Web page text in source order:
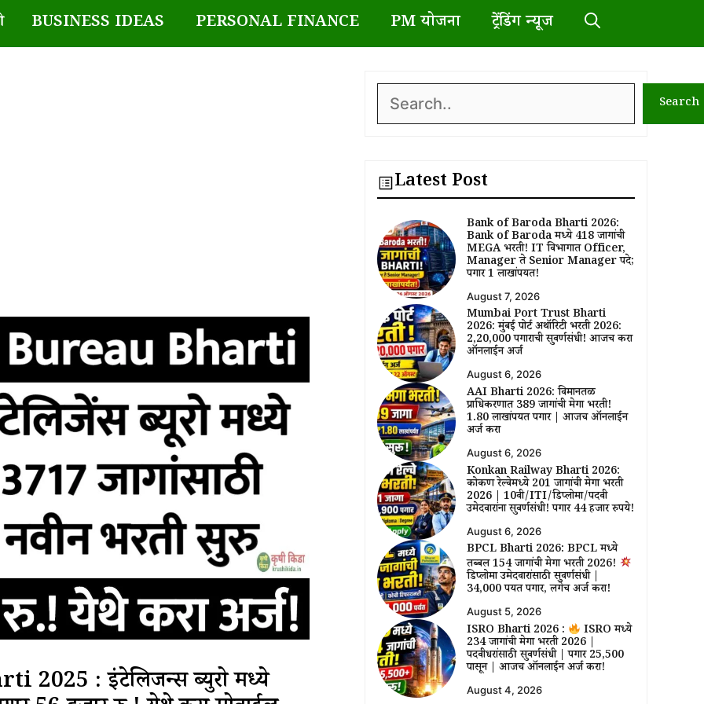
BUSINESS IDEAS PERSONAL FINANCE PM योजना ट्रेंडिंग न्यूज
: इंटेलिजन्स ब्युरो मध्ये
Search Search
Latest Post
Bank of Baroda Bharti 2026:
Bank of Baroda मध्ये 418 जागांची
MEGA भरती! IT विभागात Officer,
Manager ते Senior Manager पदे;
पगार ₹1 लाखांपर्यंत!
August 7, 2026
Mumbai Port Trust Bharti
2026: मुंबई पोर्ट अथॉरिटी भरती 2026:
₹2,20,000 पगाराची सुवर्णसंधी! आजच करा
ऑनलाईन अर्ज
August 6, 2026
AAI Bharti 2026: विमानतळ
प्राधिकरणात 389 जागांची मेगा भरती!
₹1.80 लाखांपर्यंत पगार | आजच ऑनलाईन
अर्ज करा
August 6, 2026
Konkan Railway Bharti 2026:
कोकण रेल्वेमध्ये 201 जागांची मेगा भरती
2026 | 10वी/ITI/डिप्लोमा/पदवी
उमेदवारांना सुवर्णसंधी! पगार 44 हजार रुपये!
August 6, 2026
BPCL Bharti 2026: BPCL मध्ये
तब्बल 154 जागांची मेगा भरती 2026!
डिप्लोमा उमेदवारांसाठी सुवर्णसंधी |
₹34,000 पर्यंत पगार, लगेच अर्ज करा!
August 5, 2026
ISRO Bharti 2026 : ISRO मध्ये
234 जागांची मेगा भरती 2026 |
पदवीधरांसाठी सुवर्णसंधी | पगार ₹25,500
पासून | आजच ऑनलाईन अर्ज करा!
August 4, 2026